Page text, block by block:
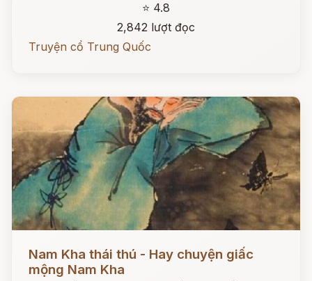
⭐ 4.8
2,842 lượt đọc
Truyện cổ Trung Quốc
Nam Kha thái thú - Hay chuyện giấc
mộng Nam Kha